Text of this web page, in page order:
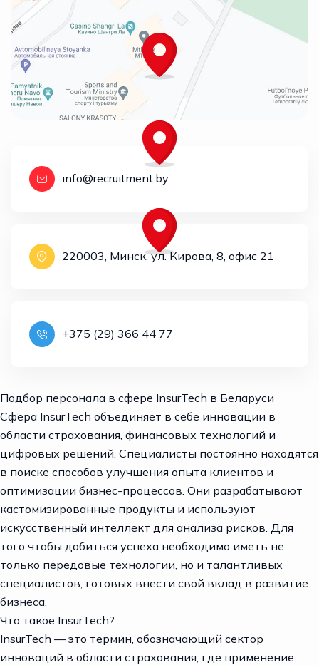
info@recruitment.by
220003, Минск, ул. Кирова, 8, офис 21
+375 (29) 366 44 77
Подбор персонала в сфере InsurTech в Беларуси
Сфера InsurTech объединяет в себе инновации в
области страхования, финансовых технологий и
цифровых решений. Специалисты постоянно находятся
в поиске способов улучшения опыта клиентов и
оптимизации бизнес-процессов. Они разрабатывают
кастомизированные продукты и используют
искусственный интеллект для анализа рисков. Для
того чтобы добиться успеха необходимо иметь не
только передовые технологии, но и талантливых
специалистов, готовых внести свой вклад в развитие
бизнеса.
Что такое InsurTech?
InsurTech — это термин, обозначающий сектор
инноваций в области страхования, где применение